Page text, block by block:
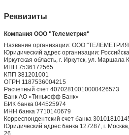
Реквизиты
Компания ООО "Телеметрия"
Название организации: ООО
Юридический адрес организации:
Иркутская область, г. Иркутск, ул. Маршала
ИНН 7536172565
КПП 381201001
ОГРН 1187536004215
Расчетный счет 40702810010000426573
Банк АО «Тинькофф Банк»
БИК банка 044525974
ИНН банка 7710140679
Корреспондентский счет банка
Юридический адрес банка 127287, г.
26